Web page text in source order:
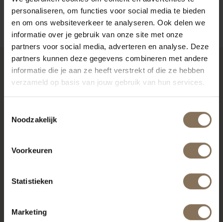
personaliseren, om functies voor social media te bieden
en om ons websiteverkeer te analyseren. Ook delen we
informatie over je gebruik van onze site met onze
partners voor social media, adverteren en analyse. Deze
partners kunnen deze gegevens combineren met andere
informatie die je aan ze heeft verstrekt of die ze hebben
verzameld op basis van jouw gebruik van hun services.
Noodzakelijk
Voorkeuren
Statistieken
Marketing
ZAKELIJK
RECENT BEKEKEN